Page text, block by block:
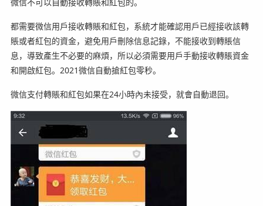
都需要微信用戶接收轉賬和紅包，系統才能確認用戶已經接收該轉
賬或者紅包的資金，避免用戶刪除信息記錄，不能接收到轉賬信
息，導致產生不必要的麻煩，所以必須需要用戶手動接收轉賬資金
和開啟紅包。2021微信自動搶紅包零秒。
微信支付轉賬和紅包如果在24小時內未接受，就會自動退回。